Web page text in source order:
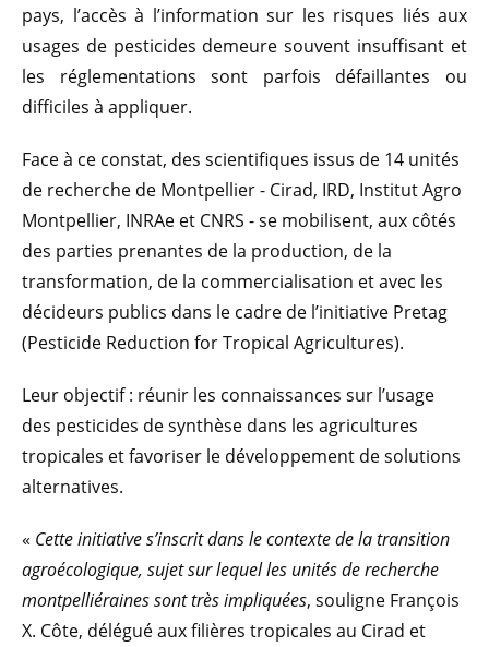
pays, l’accès à l’information sur les risques liés aux
usages de pesticides demeure souvent insuffisant et
les réglementations sont parfois défaillantes ou
difficiles à appliquer.
Face à ce constat, des scientifiques issus de 14 unités
de recherche de Montpellier - Cirad, IRD, Institut Agro
Montpellier, INRAe et CNRS - se mobilisent, aux côtés
des parties prenantes de la production, de la
transformation, de la commercialisation et avec les
décideurs publics dans le cadre de l’initiative Pretag
(Pesticide Reduction for Tropical Agricultures).
Leur objectif : réunir les connaissances sur l’usage
des pesticides de synthèse dans les agricultures
tropicales et favoriser le développement de solutions
alternatives.
« Cette initiative s’inscrit dans le contexte de la transition
agroécologique, sujet sur lequel les unités de recherche
montpelliéraines sont très impliquées, souligne François
X. Côte, délégué aux filières tropicales au Cirad et